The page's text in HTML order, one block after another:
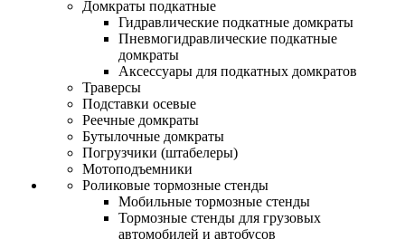
Домкраты подкатные
Гидравлические подкатные домкраты
Пневмогидравлические подкатные
домкраты
Аксессуары для подкатных домкратов
Траверсы
Подставки осевые
Реечные домкраты
Бутылочные домкраты
Погрузчики (штабелеры)
Мотоподъемники
Роликовые тормозные стенды
Мобильные тормозные стенды
Тормозные стенды для грузовых
автомобилей и автобусов